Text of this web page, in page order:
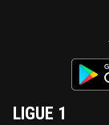
LIGUE 1